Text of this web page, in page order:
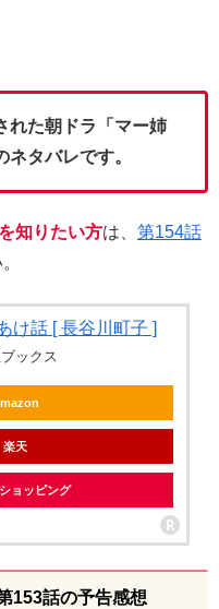
れた朝ドラ「マー姉
タバレです。
知りたい方は、 第154話
け話 [ 長谷川町子 ]
ックス
楽天
ョッピング
153話の予告感想